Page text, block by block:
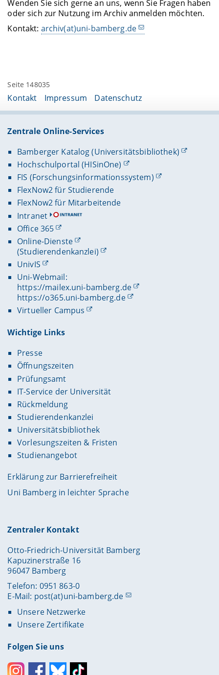
Wenden Sie sich gerne an uns, wenn Sie Fragen haben
oder sich zur Nutzung im Archiv anmelden möchten.
Kontakt: archiv(at)uni-bamberg.de
Seite 148035
Kontakt Impressum Datenschutz
Zentrale Online-Services
Bamberger Katalog (Universitätsbibliothek)
Hochschulportal (HISinOne)
FIS (Forschungsinformationssystem)
FlexNow2 für Studierende
FlexNow2 für Mitarbeitende
Intranet
Office 365
Online-Dienste
(Studierendenkanzlei)
UnivIS
Uni-Webmail:
https://mailex.uni-bamberg.de
https://o365.uni-bamberg.de
Virtueller Campus
Wichtige Links
Presse
Öffnungszeiten
Prüfungsamt
IT-Service der Universität
Rückmeldung
Studierendenkanzlei
Universitätsbibliothek
Vorlesungszeiten & Fristen
Studienangebot
Erklärung zur Barrierefreiheit
Uni Bamberg in leichter Sprache
Zentraler Kontakt
Otto-Friedrich-Universität Bamberg
Kapuzinerstraße 16
96047 Bamberg
Telefon: 0951 863-0
E-Mail: post(at)uni-bamberg.de
Unsere Netzwerke
Unsere Zertifikate
Folgen Sie uns